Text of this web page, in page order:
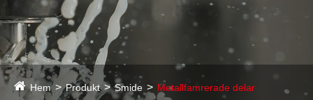
Hem Produkt Smide Metallfamrerade delar